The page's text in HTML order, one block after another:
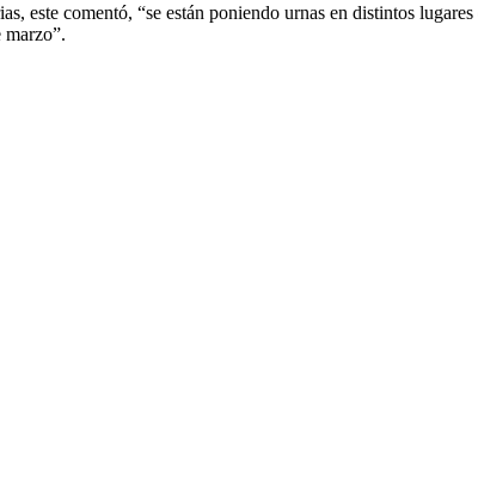
este comentó, “se están poniendo urnas en distintos